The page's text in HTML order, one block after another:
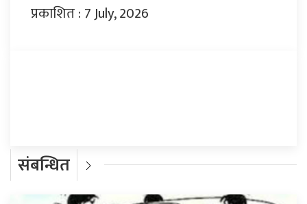
प्रकाशित : 7 July, 2026
संबन्धित